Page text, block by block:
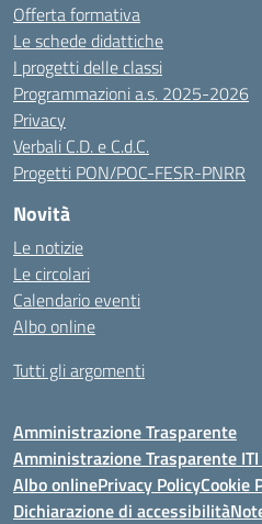
Offerta formativa
Le schede didattiche
I progetti delle classi
Programmazioni a.s. 2025-2026
Privacy
Verbali C.D. e C.d.C.
Progetti PON/POC-FESR-PNRR
Novità
Le notizie
Le circolari
Calendario eventi
Albo online
Tutti gli argomenti
Amministrazione Trasparente
Amministrazione Trasparente
Albo onlinePrivacy PolicyCookie
Dichiarazione di accessibilità